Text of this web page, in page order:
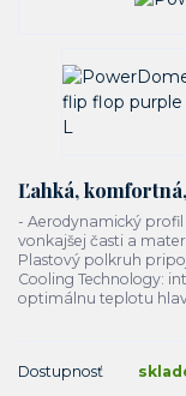
Ľahká,
- Aerodynamický
vonkajšej časti a
Plastový polkruh
Cooling Technology:
optimálnu teplotu
Dostupnosť